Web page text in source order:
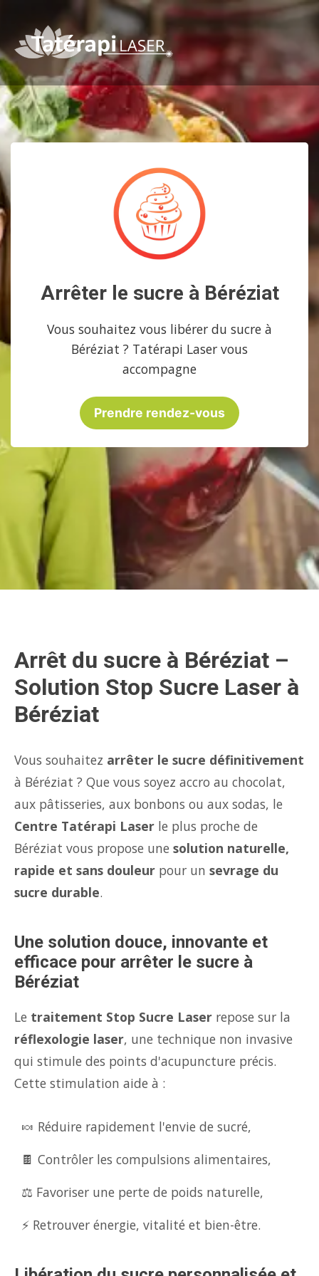
Arrêter le sucre à Béréziat
Vous souhaitez vous libérer du sucre à
Béréziat ? Tatérapi Laser vous
accompagne
Prendre rendez-vous
Arrêt du sucre à Béréziat –
Solution Stop Sucre Laser à
Béréziat
Vous souhaitez arrêter le sucre définitivement
à Béréziat ? Que vous soyez accro au chocolat,
aux pâtisseries, aux bonbons ou aux sodas, le
Centre Tatérapi Laser le plus proche de
Béréziat vous propose une solution naturelle,
rapide et sans douleur pour un sevrage du
sucre durable.
Une solution douce, innovante et
efficace pour arrêter le sucre à
Béréziat
Le traitement Stop Sucre Laser repose sur la
réflexologie laser, une technique non invasive
qui stimule des points d'acupuncture précis.
Cette stimulation aide à :
🍬 Réduire rapidement l'envie de sucré,
🍫 Contrôler les compulsions alimentaires,
⚖️ Favoriser une perte de poids naturelle,
⚡ Retrouver énergie, vitalité et bien-être.